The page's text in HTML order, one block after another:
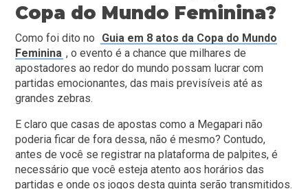
Copa do Mundo Feminina?
Como foi dito no
Guia em 8 atos da Copa do Mundo
Feminina , o evento é a chance que milhares de
apostadores ao redor do mundo possam lucrar com
partidas emocionantes, das mais previsíveis até as
grandes zebras.
E claro que casas de apostas como a Megapari não
poderia ficar de fora dessa, não é mesmo? Contudo,
antes de você se registrar na plataforma de palpites, é
necessário que você esteja atento aos horários das
partidas e onde os jogos desta quinta serão transmitidos.